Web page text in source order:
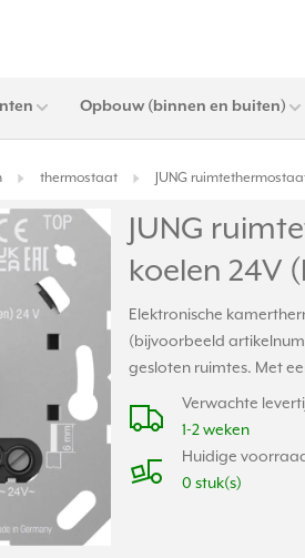
Opbouw (binnen en buiten)
thermostaat JUNG
JUNG
koelen 24V
Elektronische
(bijvoorbeeld
gesloten ruimtes. Met
Verwachte
1-2 weken
Huidige
0 stuk(s)